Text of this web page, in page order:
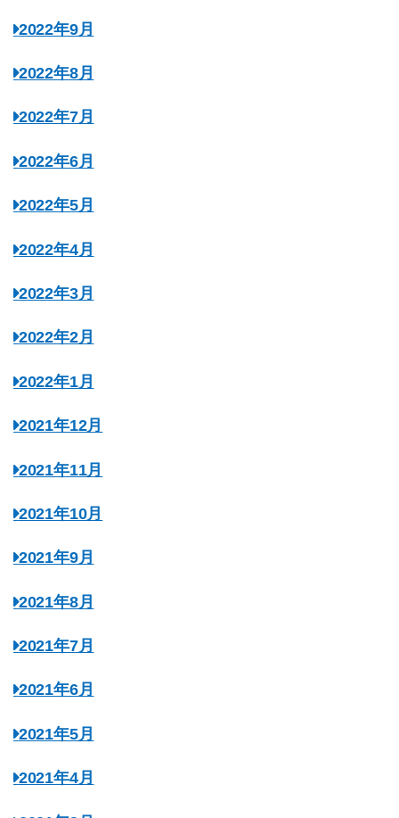
2022年9月
2022年8月
2022年7月
2022年6月
2022年5月
2022年4月
2022年3月
2022年2月
2022年1月
2021年12月
2021年11月
2021年10月
2021年9月
2021年8月
2021年7月
2021年6月
2021年5月
2021年4月